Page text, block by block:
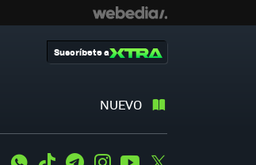
NUEVO
Suscríbete a